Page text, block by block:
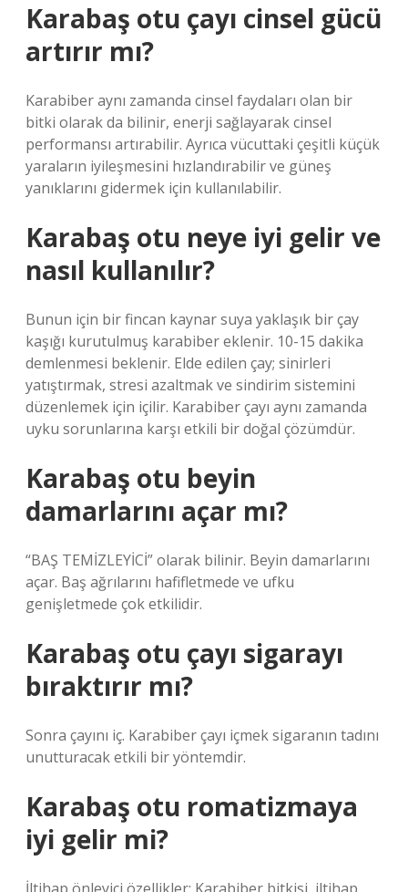
Karabaş otu çayı cinsel gücü
artırır mı?
Karabiber aynı zamanda cinsel faydaları olan bir
bitki olarak da bilinir, enerji sağlayarak cinsel
performansı artırabilir. Ayrıca vücuttaki çeşitli küçük
yaraların iyileşmesini hızlandırabilir ve güneş
yanıklarını gidermek için kullanılabilir.
Karabaş otu neye iyi gelir ve
nasıl kullanılır?
Bunun için bir fincan kaynar suya yaklaşık bir çay
kaşığı kurutulmuş karabiber eklenir. 10-15 dakika
demlenmesi beklenir. Elde edilen çay; sinirleri
yatıştırmak, stresi azaltmak ve sindirim sistemini
düzenlemek için içilir. Karabiber çayı aynı zamanda
uyku sorunlarına karşı etkili bir doğal çözümdür.
Karabaş otu beyin
damarlarını açar mı?
“BAŞ TEMİZLEYİCİ” olarak bilinir. Beyin damarlarını
açar. Baş ağrılarını hafifletmede ve ufku
genişletmede çok etkilidir.
Karabaş otu çayı sigarayı
bıraktırır mı?
Sonra çayını iç. Karabiber çayı içmek sigaranın tadını
unutturacak etkili bir yöntemdir.
Karabaş otu romatizmaya
iyi gelir mi?